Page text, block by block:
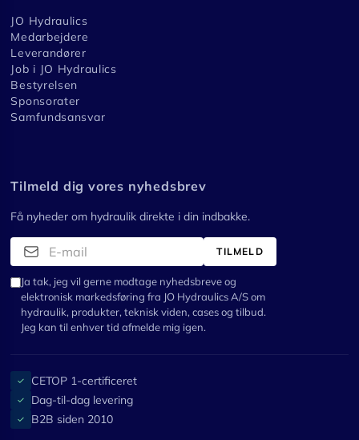
JO Hydraulics
Medarbejdere
Leverandører
Job i JO Hydraulics
Bestyrelsen
Sponsorater
Samfundsansvar
Tilmeld dig vores nyhedsbrev
Få nyheder om hydraulik direkte i din indbakke.
TILMELD
Ja tak, jeg vil gerne modtage nyhedsbreve og
elektronisk markedsføring fra JO Hydraulics A/S om
hydraulik, produkter, teknisk viden, cases og tilbud.
Jeg kan til enhver tid afmelde mig igen.
✓ CETOP 1-certificeret
✓ Dag-til-dag levering
✓ B2B siden 2010